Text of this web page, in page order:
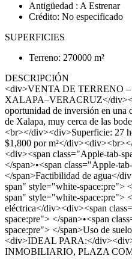
Antigüedad : A Estrenar
Crédito: No especificado
SUPERFICIES
Terreno: 270000 m²
DESCRIPCIÓN
<div>VENTA DE TERRENO
XALAPA–VERACRUZ</
oportunidad de inversión en una
de Xalapa, muy cerca de las
<br></div><div>Superficie: 27
$1,800 por m²</
<div><span class="Apple-tab-
</span>•<span class="Apple-
</span>Factibilidad de agua</
span" style="white-space:pre">
span" style="white-space:pre">
eléctrica</div><div><span
space:pre"> </span>•<span
space:pre"> </span>Uso de
<div>IDEAL PARA:</
INMOBILIARIO, PLAZA